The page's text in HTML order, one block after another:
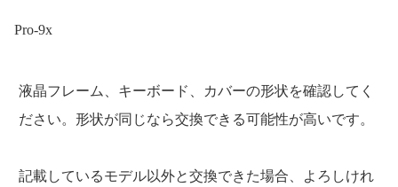
Pro-9x
液晶フレーム、キーボード、カバーの形状を確認してく
ださい。形状が同じなら交換できる可能性が高いです。
記載しているモデル以外と交換できた場合、よろしけれ